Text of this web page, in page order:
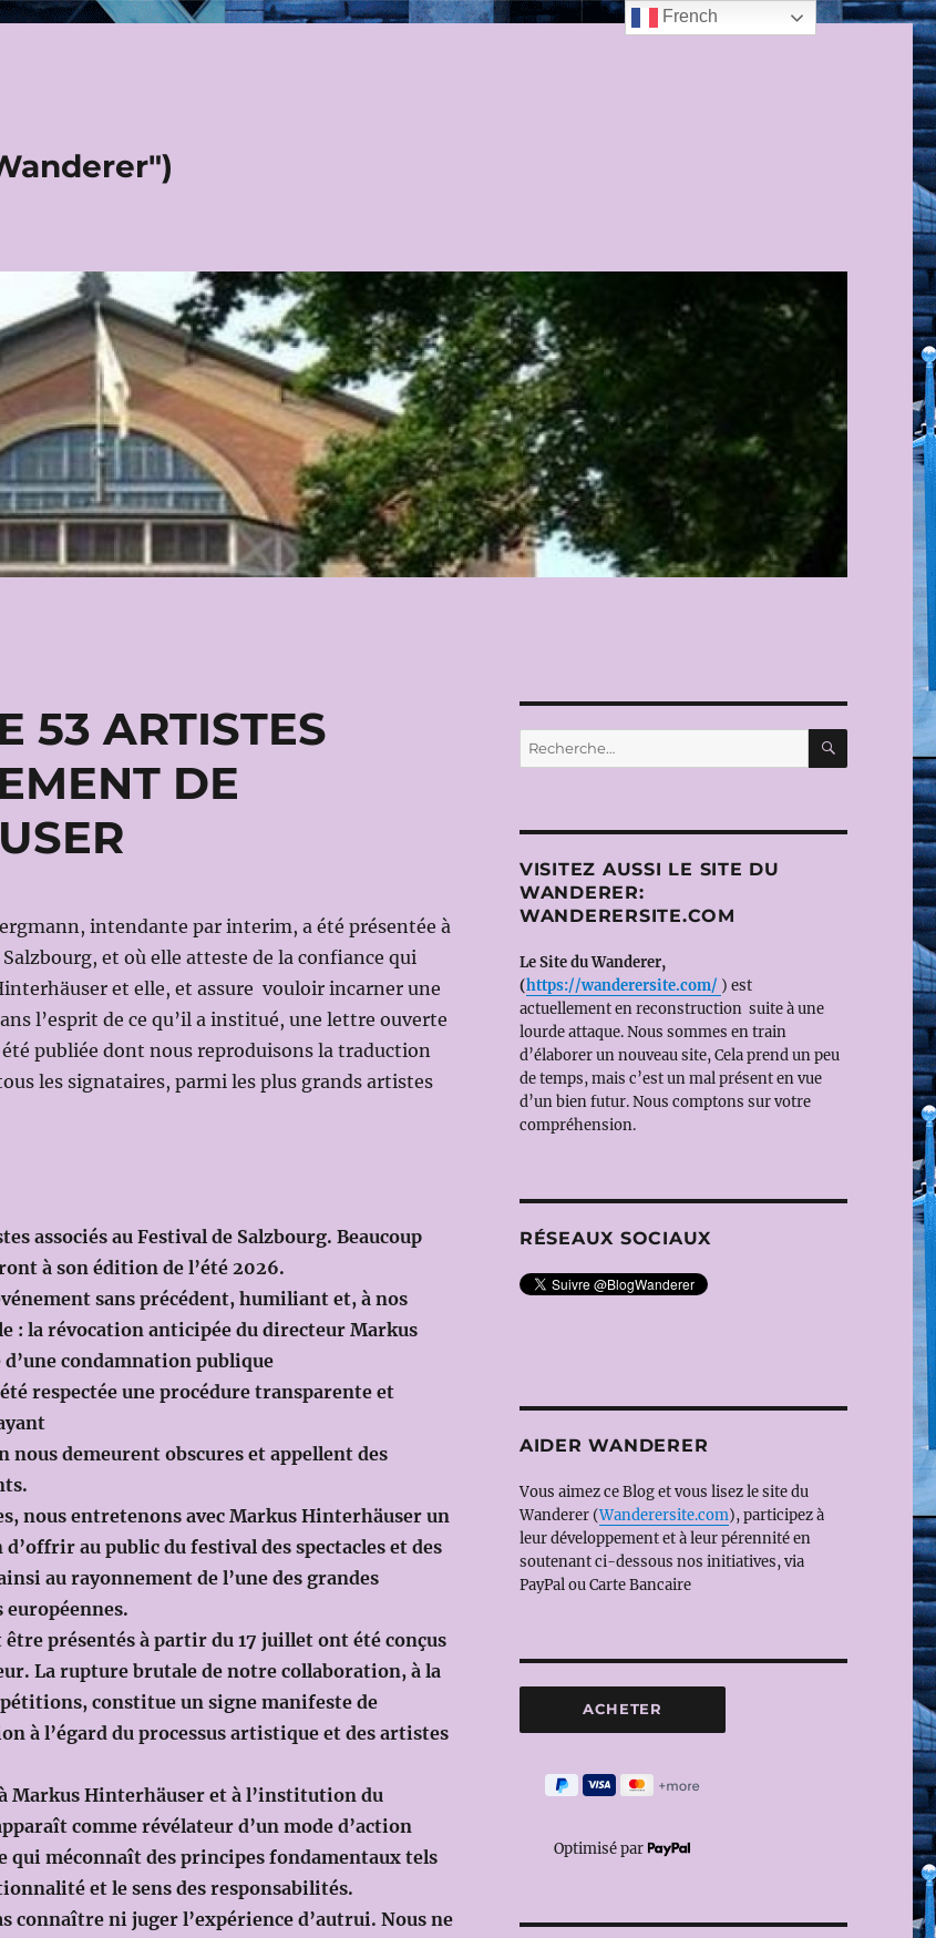
53 ARTISTES
DE
intendante par interim, a été présentée à
Salzbourg, et où elle atteste de la confiance qui
et elle, et assure vouloir incarner une
l’esprit de ce qu’il a institué, une lettre ouverte
publiée dont nous reproduisons la traduction
les signataires, parmi les plus grands artistes
associés au Festival de Salzbourg. Beaucoup
à son édition de l’été 2026.
sans précédent, humiliant et, à nos
: la révocation anticipée du directeur Markus
condamnation publique
respectée une procédure transparente et
nous demeurent obscures et appellent des
nous entretenons avec Markus Hinterhäuser un
au public du festival des spectacles et des
au rayonnement de l’une des grandes
présentés à partir du 17 juillet ont été conçus
La rupture brutale de notre collaboration, à la
constitue un signe manifeste de
à l’égard du processus artistique et des artistes
Markus Hinterhäuser et à l’institution du
comme révélateur d’un mode d’action
qui méconnaît des principes fondamentaux tels
et le sens des responsabilités.
connaître ni juger l’expérience d’autrui. Nous ne
Recherche
pour :
VISITEZ AUSSI LE SITE DU
WANDERER:
WANDERERSITE.COM
Le Site du Wanderer,
(https://wanderersite.com/ ) est
actuellement en reconstruction suite à une
lourde attaque. Nous sommes en train
d’élaborer un nouveau site, Cela prend un peu
de temps, mais c’est un mal présent en vue
d’un bien futur. Nous comptons sur votre
compréhension.
RÉSEAUX SOCIAUX
AIDER WANDERER
Vous aimez ce Blog et vous lisez le site du
Wanderer (Wanderersite.com), participez à
leur développement et à leur pérennité en
soutenant ci-dessous nos initiatives, via
PayPal ou Carte Bancaire
Optimisé par
French